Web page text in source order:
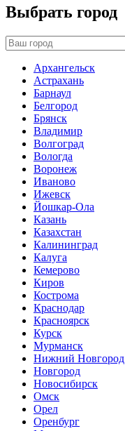
Выбрать город
Архангельск
Астрахань
Барнаул
Белгород
Брянск
Владимир
Волгоград
Вологда
Воронеж
Иваново
Ижевск
Йошкар-Ола
Казань
Казахстан
Калининград
Калуга
Кемерово
Киров
Кострома
Краснодар
Красноярск
Курск
Мурманск
Нижний Новгород
Новгород
Новосибирск
Омск
Орел
Оренбург